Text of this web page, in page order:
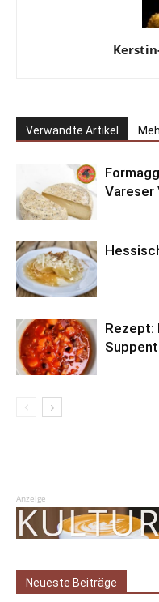
Verwandte Artikel
Vareser
Rezept:
Anzeige
Neueste Beiträge